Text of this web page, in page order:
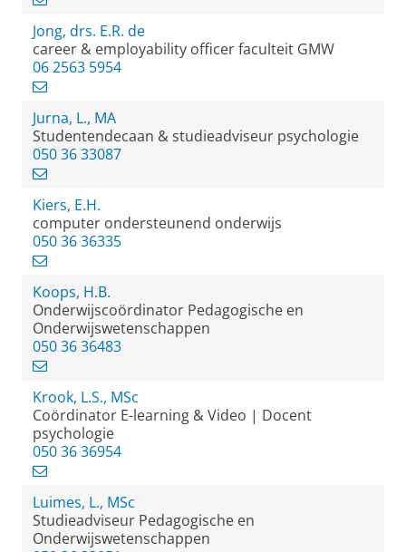
Jong, drs. E.R. de
career & employability officer faculteit GMW
06 2563 5954
Jurna, L., MA
Studentendecaan & studieadviseur psychologie
050 36 33087
Kiers, E.H.
computer ondersteunend onderwijs
050 36 36335
Koops, H.B.
Onderwijscoördinator Pedagogische en
Onderwijswetenschappen
050 36 36483
Krook, L.S., MSc
Coördinator E-learning & Video | Docent
psychologie
050 36 36954
Luimes, L., MSc
Studieadviseur Pedagogische en
Onderwijswetenschappen